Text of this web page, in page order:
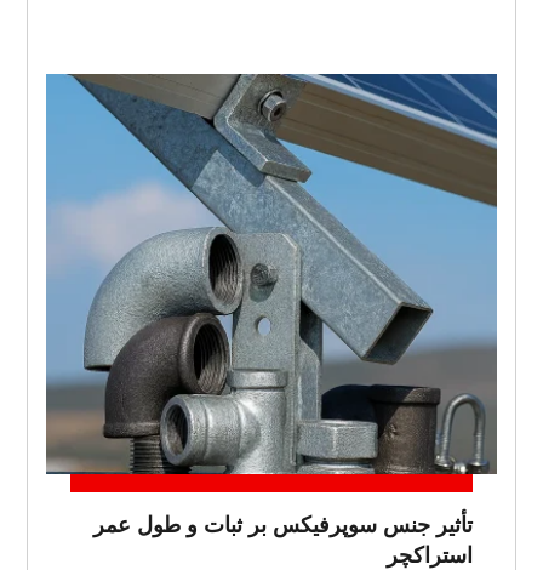
تأثیر جنس سوپرفیکس بر ثبات و طول عمر
استراکچر